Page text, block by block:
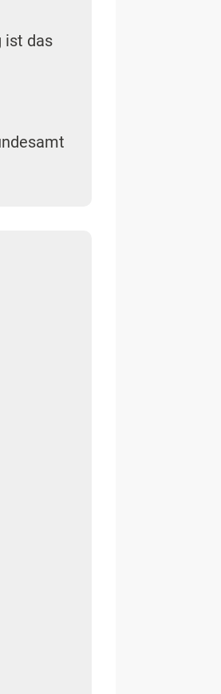
ist das